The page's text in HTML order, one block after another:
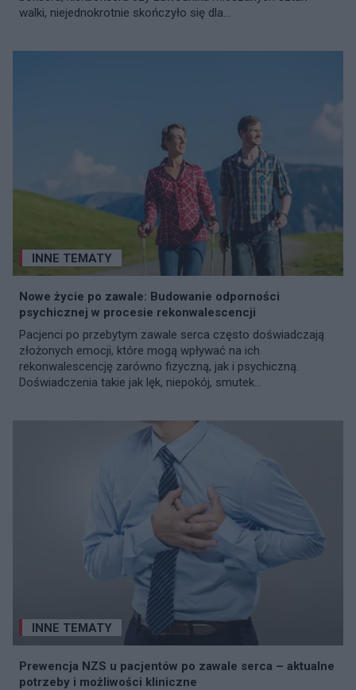
walki, niejednokrotnie skończyło się dla...
INNE TEMATY
Nowe życie po zawale: Budowanie odporności
psychicznej w procesie rekonwalescencji
Pacjenci po przebytym zawale serca często doświadczają
złożonych emocji, które mogą wpływać na ich
rekonwalescencję zarówno fizyczną, jak i psychiczną.
Doświadczenia takie jak lęk, niepokój, smutek...
INNE TEMATY
Prewencja NZS u pacjentów po zawale serca – aktualne
potrzeby i możliwości kliniczne